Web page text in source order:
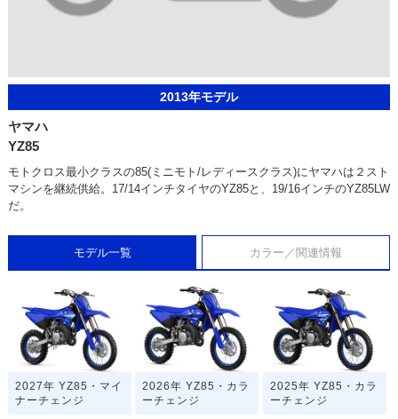
2013年モデル
ヤマハ
YZ85
モトクロス最小クラスの85(ミニモト/レディースクラス)にヤマハは２スト
マシンを継続供給。17/14インチタイヤのYZ85と、19/16インチのYZ85LW
だ。
モデル一覧 カラー／関連情報
2027年 YZ85・マイ
ナーチェンジ
2026年 YZ85・カラ
ーチェンジ
2025年 YZ85・カラ
ーチェンジ